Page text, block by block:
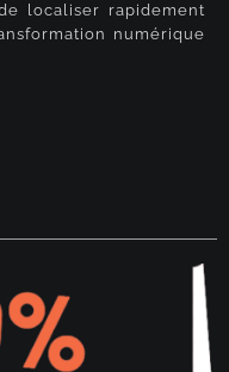
localiser rapidement
numérique